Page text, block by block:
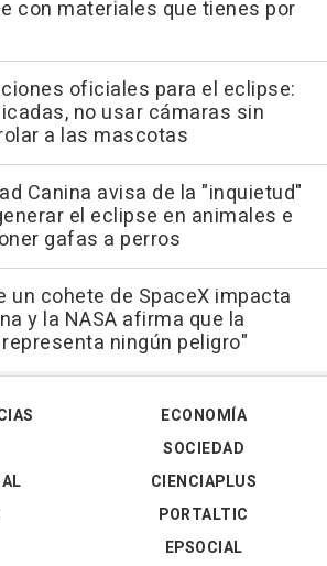
con materiales que tienes por
oficiales para el eclipse:
no usar cámaras sin
a las mascotas
Canina avisa de la "inquietud"
el eclipse en animales e
gafas a perros
un cohete de SpaceX impacta
y la NASA afirma que la
ningún peligro"
ECONOMÍA
SOCIEDAD
CIENCIAPLUS
PORTALTIC
EPSOCIAL